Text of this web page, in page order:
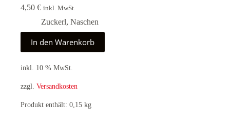
4,50 € inkl. MwSt.
Zuckerl, Naschen
In den Warenkorb
inkl. 10 % MwSt.
zzgl. Versandkosten
Produkt enthält: 0,15 kg